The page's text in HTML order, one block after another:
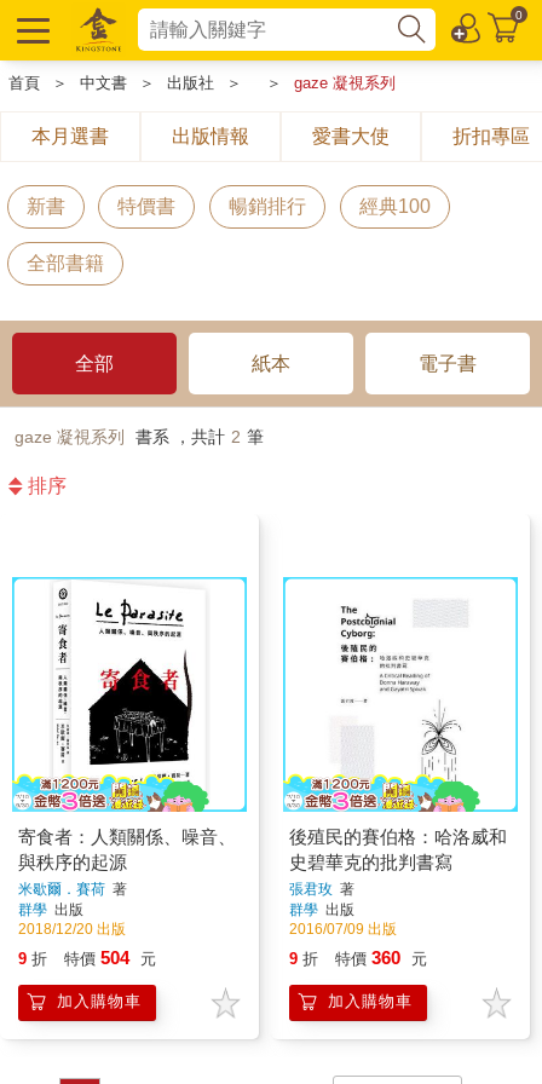
0
首頁 ＞ 中文書 ＞ 出版社 ＞ ＞ gaze 凝視系列
本月選書 出版情報 愛書大使 折扣專區
新書 特價書 暢銷排行 經典100
全部書籍
全部 紙本 電子書
gaze 凝視系列 書系 ，共計 2 筆
排序
寄食者：人類關係、噪音、
與秩序的起源
米歇爾．賽荷 著
群學 出版
2018/12/20 出版
9 折 特價 504 元
加入購物車
後殖民的賽伯格：哈洛威和
史碧華克的批判書寫
張君玫 著
群學 出版
2016/07/09 出版
9 折 特價 360 元
加入購物車